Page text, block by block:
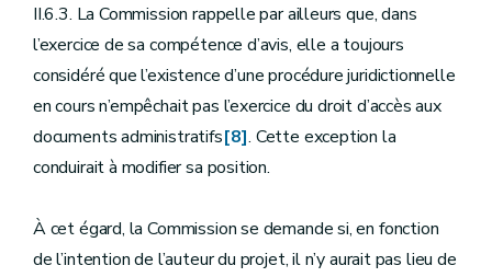
II.6.3. La Commission rappelle par ailleurs que, dans
l’exercice de sa compétence d’avis, elle a toujours
considéré que l’existence d’une procédure juridictionnelle
en cours n’empêchait pas l’exercice du droit d’accès aux
documents administratifs[8]. Cette exception la
conduirait à modifier sa position.
À cet égard, la Commission se demande si, en fonction
de l’intention de l’auteur du projet, il n’y aurait pas lieu de